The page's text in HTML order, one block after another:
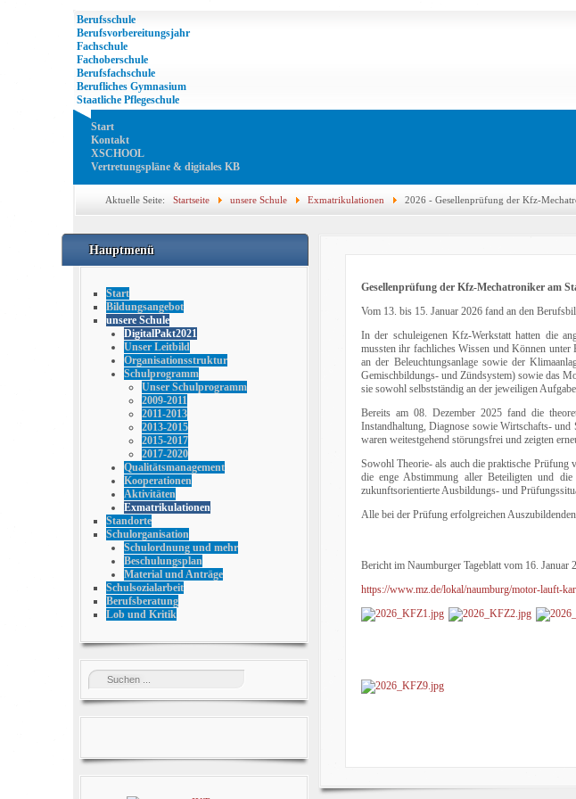
Berufsschule
Berufsvorbereitungsjahr
Fachschule
Fachoberschule
Berufsfachschule
Berufliches Gymnasium
Staatliche Pflegeschule
Start
Kontakt
XSCHOOL
Vertretungspläne & digitales KB
Aktuelle Seite:Startseite unsere Schule Exmatrikulationen 2026 - Gesellenprüfung der Kfz-
Hauptmenü
Start
Bildungsangebot
unsere Schule
DigitalPakt2021
Unser Leitbild
Organisationsstruktur
Schulprogramm
Unser Schulprogramm
2009-2011
2011-2013
2013-2015
2015-2017
2017-2020
Qualitätsmanagement
Kooperationen
Aktivitäten
Exmatrikulationen
Standorte
Schulorganisation
Schulordnung und mehr
Beschulungsplan
Material und Anträge
Schulsozialarbeit
Berufsberatung
Lob und Kritik
Gesellenprüfung der Kfz-Mechatroniker am
Vom 13. bis 15. Januar 2026 fand an den
In der schuleigenen Kfz-Werkstatt hatten die
mussten ihr fachliches Wissen und Können unter
an der Beleuchtungsanlage sowie der
Gemischbildungs- und Zündsystem) sowie das
sie sowohl selbstständig an der jeweiligen
Bereits am 08. Dezember 2025 fand die
Instandhaltung, Diagnose sowie Wirtschafts-
waren weitestgehend störungsfrei und zeigten
Sowohl Theorie- als auch die praktische Prüfung
die enge Abstimmung aller Beteiligten und die
zukunftsorientierte Ausbildungs- und
Alle bei der Prüfung erfolgreichen
Bericht im Naumburger Tageblatt vom 16. Januar
https://www.mz.de/lokal/naumburg/motor-lauft-